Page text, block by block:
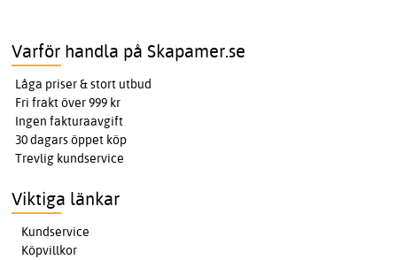
Varför handla på Skapamer.se
Låga priser & stort utbud
Fri frakt över 999 kr
Ingen fakturaavgift
30 dagars öppet köp
Trevlig kundservice
Viktiga länkar
Kundservice
Köpvillkor